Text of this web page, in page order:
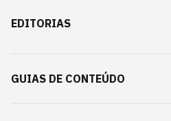
EDITORIAS
GUIAS DE CONTEÚDO